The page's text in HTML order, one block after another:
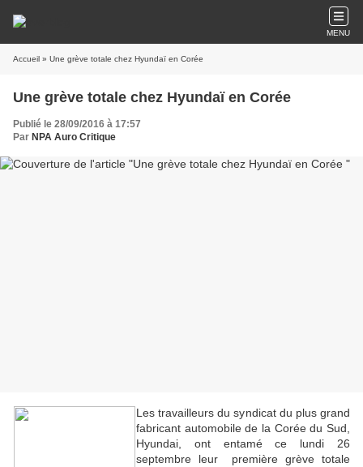
MENU
Accueil » Une grève totale chez Hyundaï en Corée
Une grève totale chez Hyundaï en Corée
Publié le 28/09/2016 à 17:57
Par NPA Auro Critique
Les travailleurs du syndicat du plus grand
fabricant automobile de la Corée du Sud,
Hyundai, ont entamé ce lundi 26
septembre leur première grève totale